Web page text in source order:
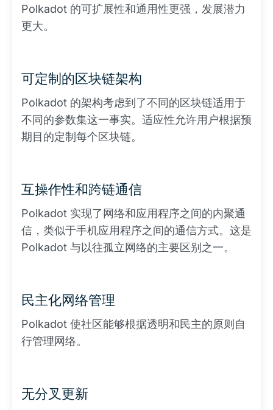
Polkadot 的可扩展性和通用性更强，发展潜力
更大。
可定制的区块链架构
Polkadot 的架构考虑到了不同的区块链适用于
不同的参数集这一事实。适应性允许用户根据预
期目的定制每个区块链。
互操作性和跨链通信
Polkadot 实现了网络和应用程序之间的内聚通
信，类似于手机应用程序之间的通信方式。这是
Polkadot 与以往孤立网络的主要区别之一。
民主化网络管理
Polkadot 使社区能够根据透明和民主的原则自
行管理网络。
无分叉更新